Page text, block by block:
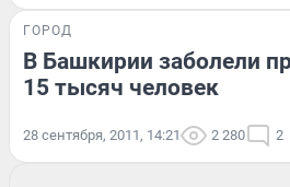
ГОРОД
В Башкирии заболели
15 тысяч человек
28 сентября, 2011, 14:21 2 280 2